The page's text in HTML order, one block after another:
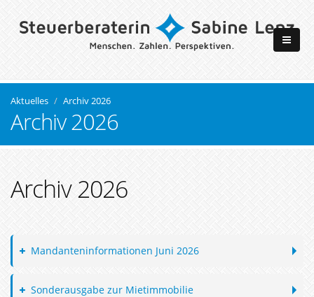
Aktuelles Archiv 2026
Archiv 2026
Archiv 2026
Mandanteninformationen Juni 2026
Sonderausgabe zur Mietimmobilie